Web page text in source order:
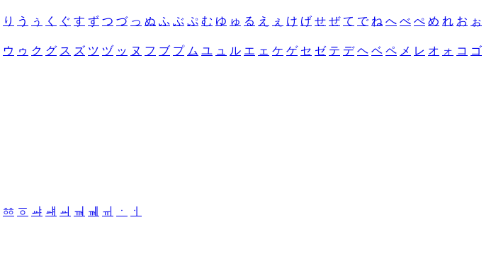
り う ぅ く ぐ す ず つ づ っ ぬ ふ ぶ ぷ む ゆ ゅ る え ぇ け げ せ ぜ て で ね へ べ ぺ め れ お ぉ
ウ ゥ ク グ ス ズ ツ ヅ ッ ヌ フ ブ プ ム ユ ュ ル エ ェ ケ ゲ セ ゼ テ デ ヘ ベ ペ メ レ オ ォ コ ゴ
ㆅ ㆆ ㆇ ㆈ ㆉ ㆊ ㆋ ㆌ ㆍ
ㆎ